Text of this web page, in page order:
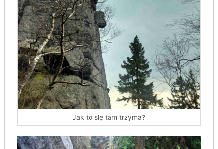
Jak to się tam trzyma?